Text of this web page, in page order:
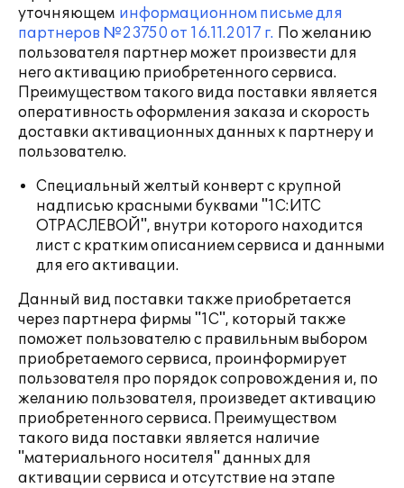
уточняющем информационном письме для
партнеров №23750 от 16.11.2017 г. По желанию
пользователя партнер может произвести для
него активацию приобретенного сервиса.
Преимуществом такого вида поставки является
оперативность оформления заказа и скорость
доставки активационных данных к партнеру и
пользователю.
Специальный желтый конверт с крупной
надписью красными буквами "1С:ИТС
ОТРАСЛЕВОЙ", внутри которого находится
лист с кратким описанием сервиса и данными
для его активации.
Данный вид поставки также приобретается
через партнера фирмы "1С", который также
поможет пользователю с правильным выбором
приобретаемого сервиса, проинформирует
пользователя про порядок сопровождения и, по
желанию пользователя, произведет активацию
приобретенного сервиса. Преимуществом
такого вида поставки является наличие
"материального носителя" данных для
активации сервиса и отсутствие на этапе